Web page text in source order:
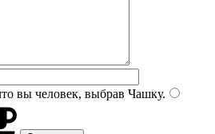
вы человек, выбрав Чашку.